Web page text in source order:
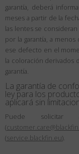
garantía, deberá
meses a partir de la
las lentes se
por la garantía, a
ese defecto en el
la coloración derivados
garantía.
La garantía de
ley para los
aplicará sin
Puede solicitar
(
(service.blackfin.eu).